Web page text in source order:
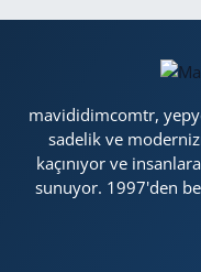
mavididimcomtr,
sadelik ve
kaçınıyor ve
sunuyor. 1997'den